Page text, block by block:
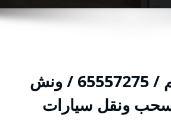
ونش بنيدر رقم / 65557275 / ونش
ونقل سيارات